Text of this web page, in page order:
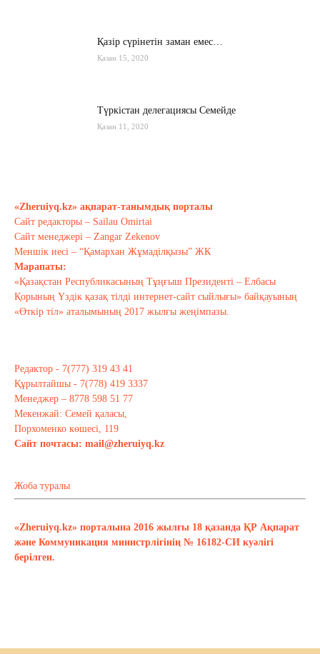
Қазір сүрінетін заман емес…
Қазан 15, 2020
Түркістан делегациясы Семейде
Қазан 11, 2020
Қазан 10, 2020
Тағы оқу
«Zheruiyq.kz» ақпарат-танымдық порталы
Сайт редакторы – Sailau Omirtai
Сайт менеджері – Zangar Zekenov
Меншік иесі – “Қамархан Жұмаділқызы” ЖК
Марапаты:
«Қазақстан Республикасының Тұңғыш Президенті – Елбасы
Қорының Үздік қазақ тілді интернет-сайт сыйлығы» байқауының
«Өткір тіл» аталымының 2017 жылғы жеңімпазы.
Редактор - 7(777) 319 43 41
Құрылтайшы - 7(778) 419 3337
Менеджер – 8778 598 51 77
Мекенжай: Семей қаласы,
Порхоменко көшесі, 119
Сайт почтасы: mail@zheruiyq.kz
Жоба туралы
«Zheruiyq.kz» порталына 2016 жылғы 18 қазанда ҚР Ақпарат
және Коммуникация министрлігінің № 16182-СИ куәлігі
берілген.